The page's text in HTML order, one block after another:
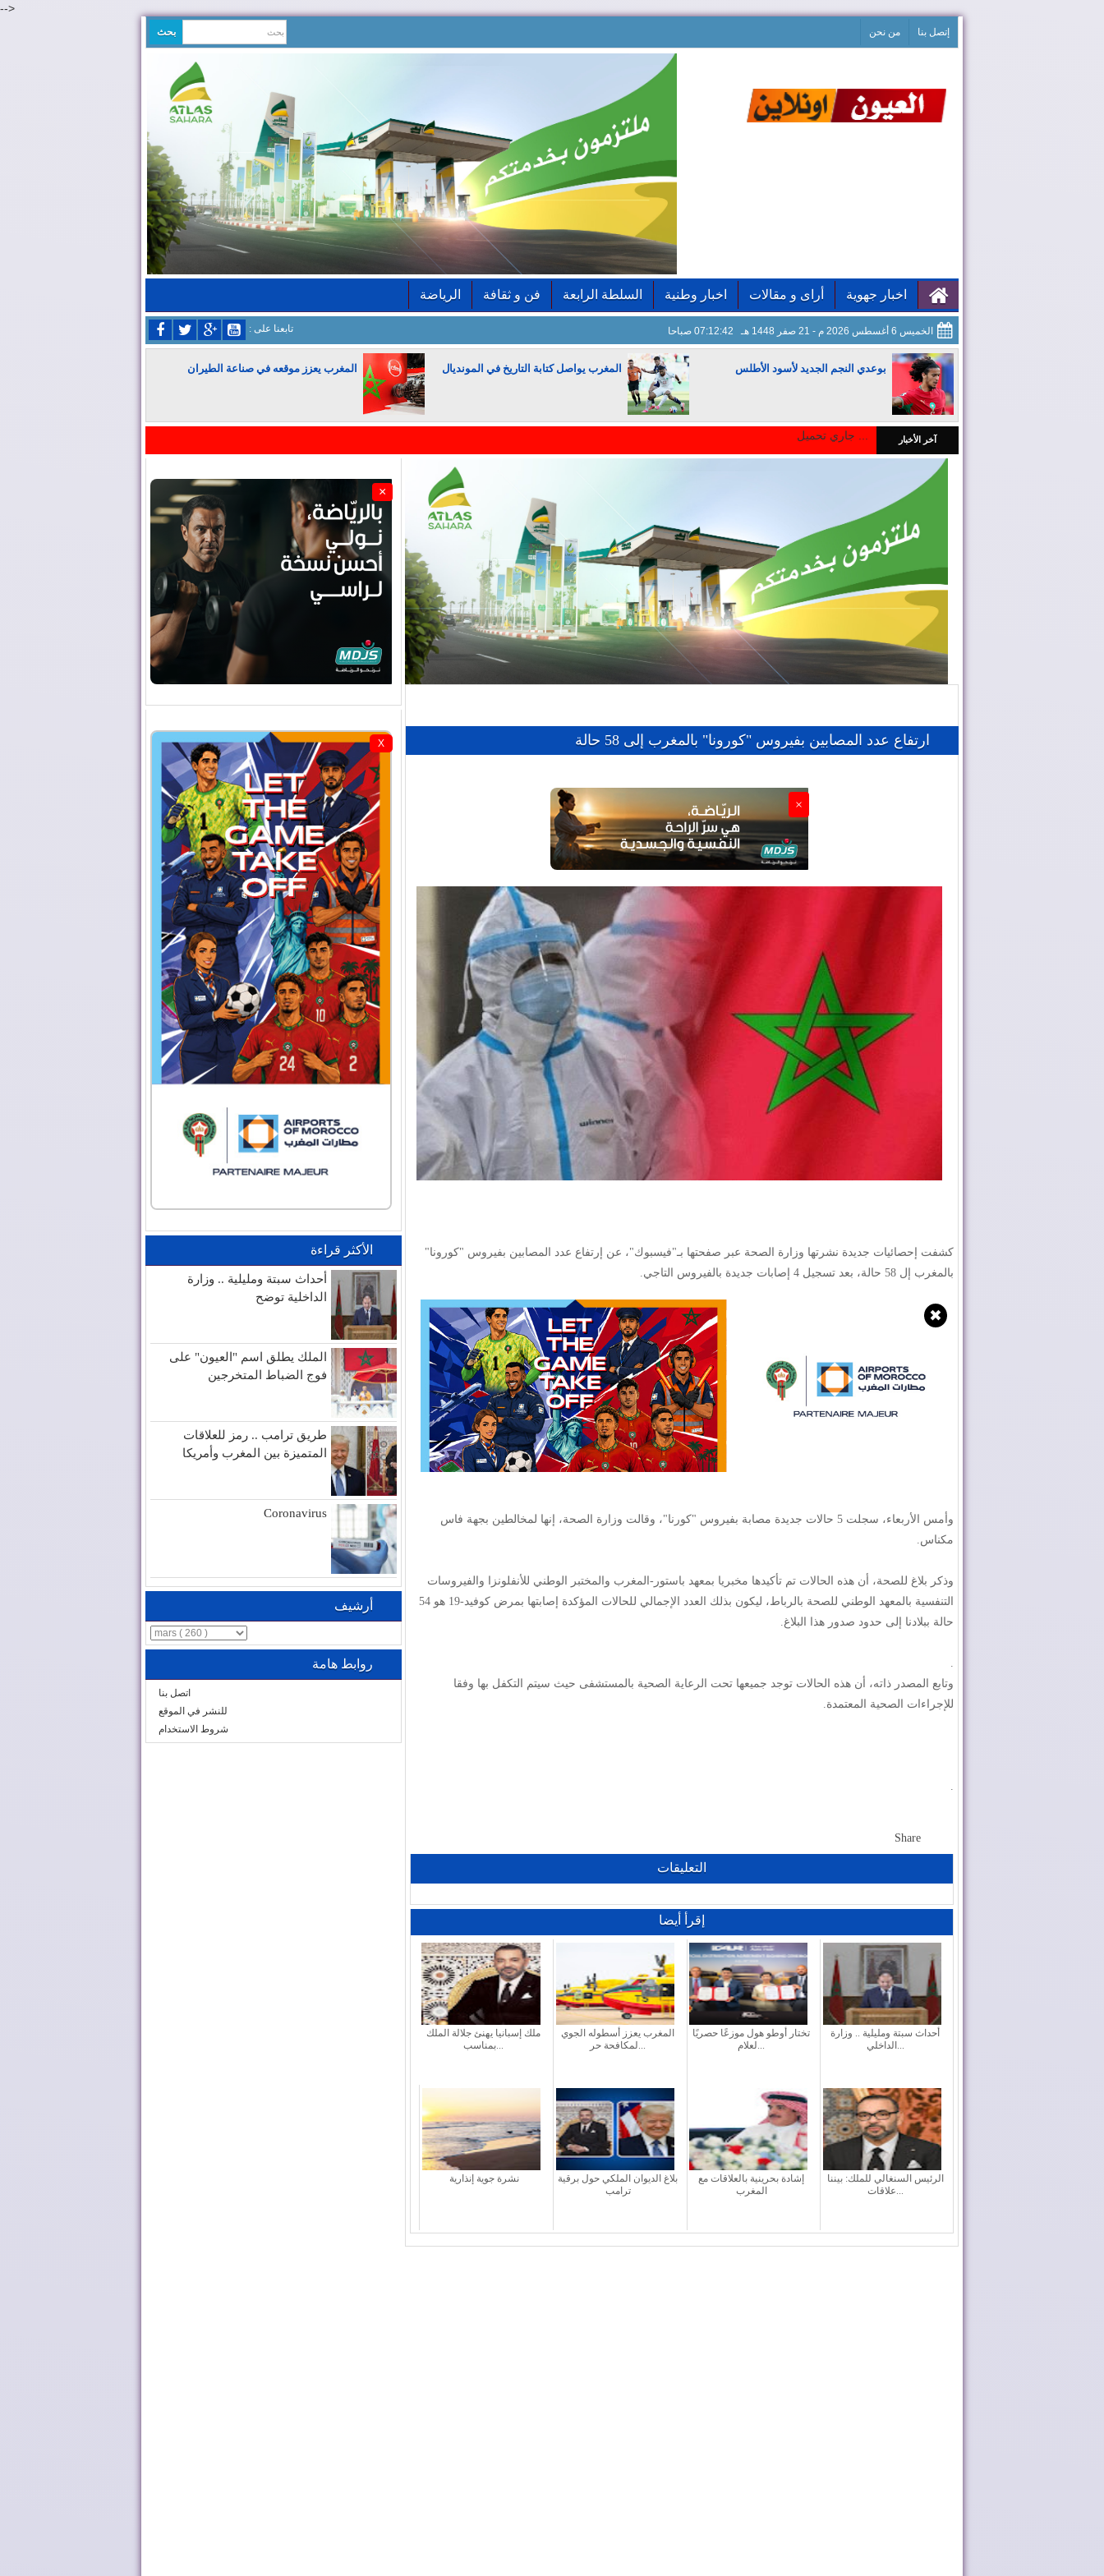
-->
إتصل بنا من نحن
اخبار جهوية أراى و مقالات اخبار وطنية السلطة الرابعة فن و ثقافة الرياضة
الخميس 6 أغسطس 2026 م - 21 صفر 1448 هـ 07:12:43 صباحا : تابعنا على
بوعدي النجم الجديد لأسود الأطلس المغرب يواصل كتابة التاريخ في المونديال المغرب يعزز موقعه في صناعة الطيران
المغرب يجذب كبار المستثمرين آخر الأخبار
ارتفاع عدد المصابين بفيروس "كورونا" بالمغرب إلى 58 حالة
×
كشفت إحصائيات جديدة نشرتها وزارة الصحة عبر صفحتها بـ"فيسبوك"، عن إرتفاع عدد المصابين بفيروس "كورونا"
بالمغرب إل 58 حالة، بعد تسجيل 4 إصابات جديدة بالفيروس التاجي.
✖
وأمس الأربعاء، سجلت 5 حالات جديدة مصابة بفيروس "كورنا"، وقالت وزارة الصحة، إنها لمخالطين بجهة فاس
مكناس.
وذكر بلاغ للصحة، أن هذه الحالات تم تأكيدها مخبريا بمعهد باستور-المغرب والمختبر الوطني للأنفلونزا والفيروسات
التنفسية بالمعهد الوطني للصحة بالرباط، ليكون بذلك العدد الإجمالي للحالات المؤكدة إصابتها بمرض كوفيد-19 هو 54
حالة ببلادنا إلى حدود صدور هذا البلاغ.
.
وتابع المصدر ذاته، أن هذه الحالات توجد جميعها تحت الرعاية الصحية بالمستشفى حيث سيتم التكفل بها وفقا
للإجراءات الصحية المعتمدة.
.
Share
التعليقات
إقرأ أيضا
ملك إسبانيا يهنئ جلالة الملك
بمناسب...
المغرب يعزز أسطوله الجوي
لمكافحة حر...
تختار أوطو هول موزعًا حصريًا
لعلام...
أحداث سبتة ومليلية .. وزارة
الداخلي...
نشرة جوية إنذارية
بلاغ الديوان الملكي حول برقية
ترامب
إشادة بحرينية بالعلاقات مع
المغرب
الرئيس السنغالي للملك: بيننا
علاقات...
×
X
الأكثر قراءة
أحداث سبتة ومليلية .. وزارة
الداخلية توضح
الملك يطلق اسم "العيون" على
فوج الضباط المتخرجين
طريق ترامب .. رمز للعلاقات
المتميزة بين المغرب وأمريكا
Coronavirus
أرشيف
روابط هامة
اتصل بنا
للنشر في الموقع
شروط الاستخدام